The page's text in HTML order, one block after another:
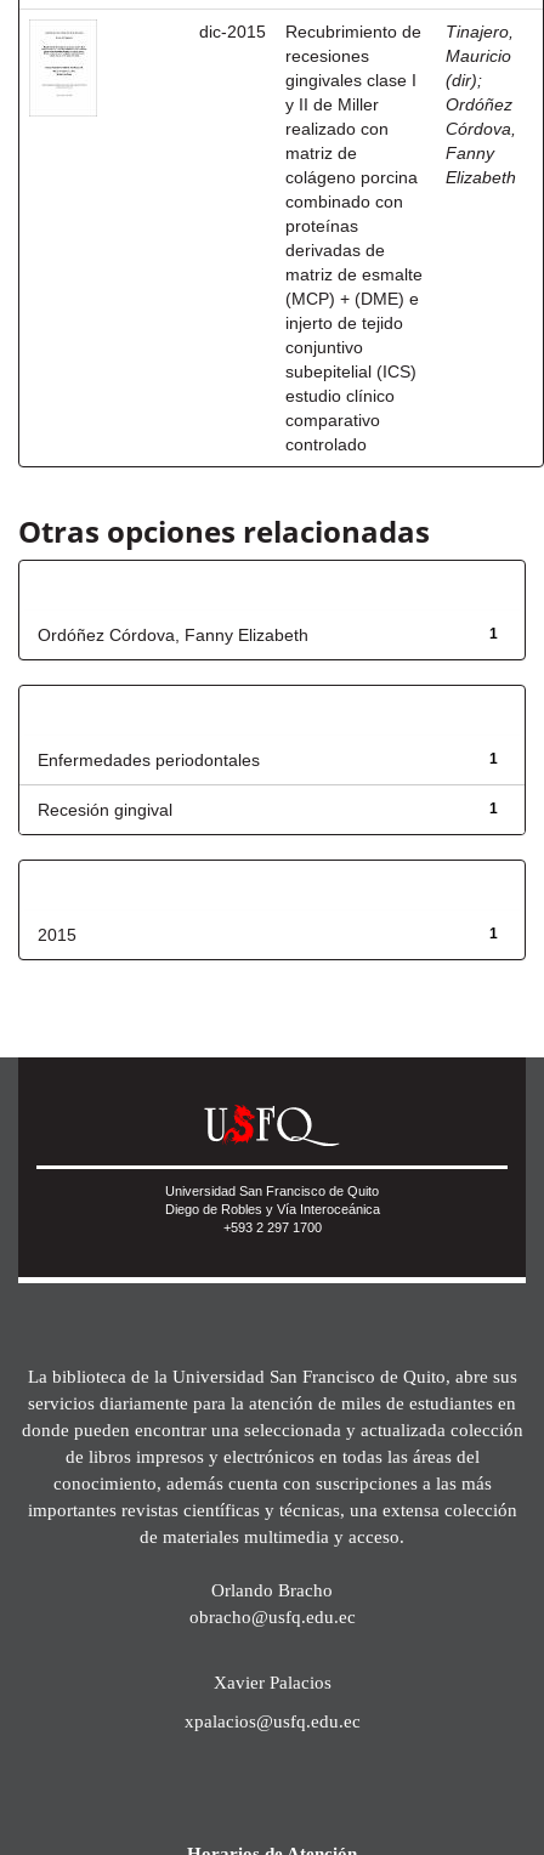
dic-2015
Recubrimiento de
recesiones
gingivales clase I
y II de Miller
realizado con
matriz de
colágeno porcina
combinado con
proteínas
derivadas de
matriz de esmalte
(MCP) + (DME) e
injerto de tejido
conjuntivo
subepitelial (ICS)
estudio clínico
comparativo
controlado
Tinajero,
Mauricio
(dir);
Ordóñez
Córdova,
Fanny
Elizabeth
Otras opciones relacionadas
1
Ordóñez Córdova, Fanny Elizabeth
1
Enfermedades periodontales
1
Recesión gingival
1
2015
Universidad San Francisco de Quito
Diego de Robles y Vía Interoceánica
+593 2 297 1700
La biblioteca de la Universidad San Francisco de Quito, abre sus
servicios diariamente para la atención de miles de estudiantes en
donde pueden encontrar una seleccionada y actualizada colección
de libros impresos y electrónicos en todas las áreas del
conocimiento, además cuenta con suscripciones a las más
importantes revistas científicas y técnicas, una extensa colección
de materiales multimedia y acceso.
Orlando Bracho
obracho@usfq.edu.ec
Xavier Palacios
xpalacios@usfq.edu.ec